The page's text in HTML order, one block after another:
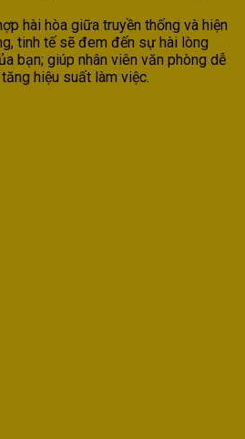
hài hòa giữa truyền thống và hiện
tinh tế sẽ đem đến sự hài lòng
bạn; giúp nhân viên văn phòng dễ
hiệu suất làm việc.